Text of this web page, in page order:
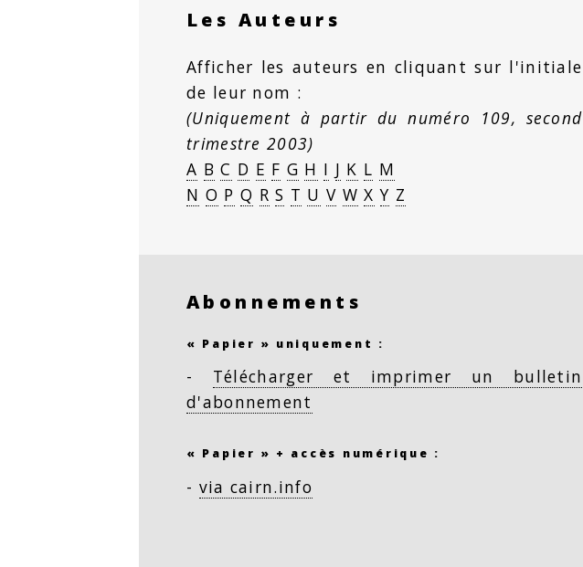
Les Auteurs
Afficher les auteurs en cliquant sur l'initiale
de leur nom :
(Uniquement à partir du numéro 109, second
trimestre 2003)
A B C D E F G H I J K L M
N O P Q R S T U V W X Y Z
Abonnements
« Papier » uniquement :
- Télécharger et imprimer un bulletin
d'abonnement
« Papier » + accès numérique :
- via cairn.info